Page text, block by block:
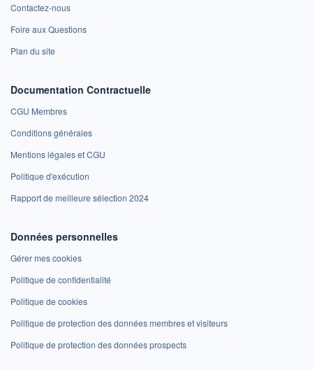
Contactez-nous
Foire aux Questions
Plan du site
Documentation Contractuelle
CGU Membres
Conditions générales
Mentions légales et CGU
Politique d'exécution
Rapport de meilleure sélection 2024
Données personnelles
Gérer mes cookies
Politique de confidentialité
Politique de cookies
Politique de protection des données membres et visiteurs
Politique de protection des données prospects